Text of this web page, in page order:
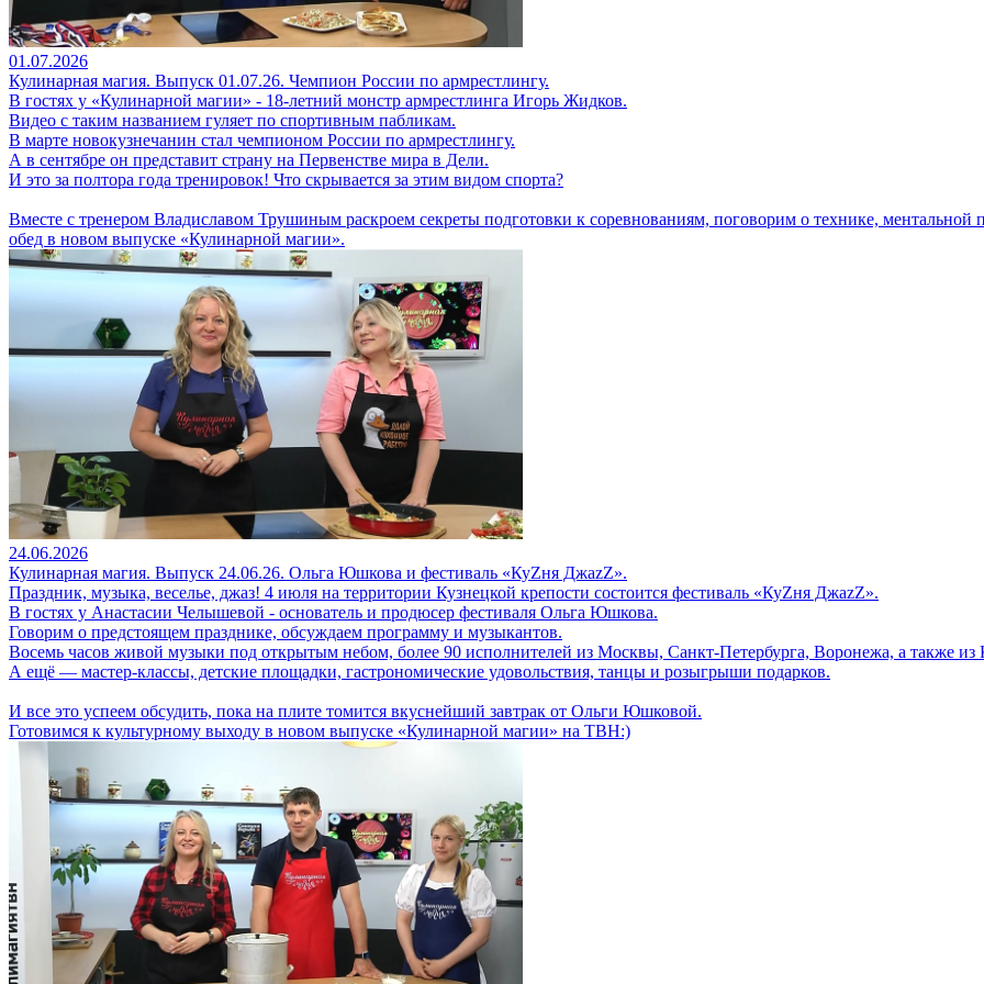
01.07.2026
Кулинарная магия. Выпуск 01.07.26. Чемпион России по армрестлингу.
В гостях у «Кулинарной магии» - 18-летний монстр армрестлинга Игорь Жидков.
Видео с таким названием гуляет по спортивным пабликам.
В марте новокузнечанин стал чемпионом России по армрестлингу.
А в сентябре он представит страну на Первенстве мира в Дели.
И это за полтора года тренировок! Что скрывается за этим видом спорта?
Вместе с тренером Владиславом Трушиным раскроем секреты подготовки к соревнованиям, поговорим о технике,
обед в новом выпуске «Кулинарной магии».
24.06.2026
Кулинарная магия. Выпуск 24.06.26. Ольга Юшкова и фестиваль «КуZня ДжаzZ».
Праздник, музыка, веселье, джаз! 4 июля на территории Кузнецкой крепости состоится фестиваль «КуZня ДжаzZ».
В гостях у Анастасии Челышевой - основатель и продюсер фестиваля Ольга Юшкова.
Говорим о предстоящем празднике, обсуждаем программу и музыкантов.
Восемь часов живой музыки под открытым небом, более 90 исполнителей из Москвы, Санкт-Петербурга, Воронежа, а также
А ещё — мастер-классы, детские площадки, гастрономические удовольствия, танцы и розыгрыши подарков.
И все это успеем обсудить, пока на плите томится вкуснейший завтрак от Ольги Юшковой.
Готовимся к культурному выходу в новом выпуске «Кулинарной магии» на ТВН:)